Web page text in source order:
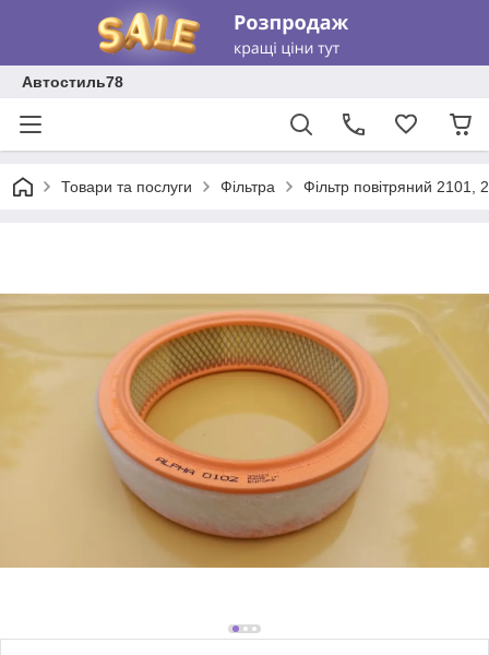
Автостиль78
Товари та послуги Фільтра Фільтр повітряний